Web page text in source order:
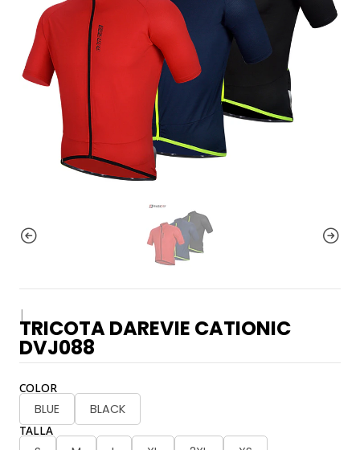
|
TRICOTA DAREVIE CATIONIC
DVJ088
COLOR
BLUE BLACK
TALLA